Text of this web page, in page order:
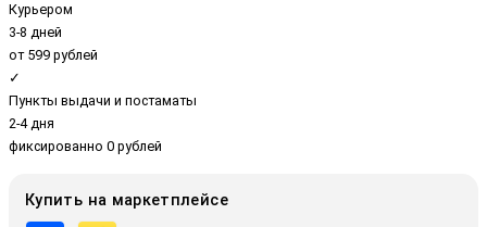
Курьером
3-8 дней
от 599 рублей
✓
Пункты выдачи и постаматы
2-4 дня
фиксированно 0 рублей
Купить на маркетплейсе